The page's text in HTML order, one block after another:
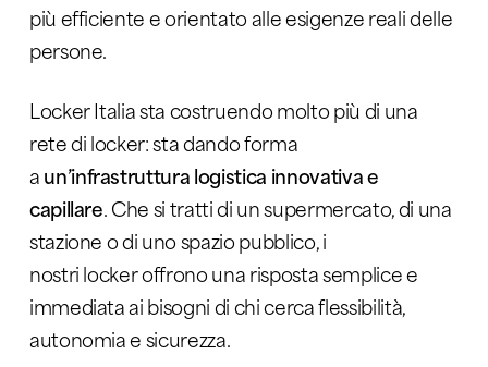
più efficiente e orientato alle esigenze reali delle
persone.
Locker Italia sta costruendo molto più di una
rete di locker: sta dando forma
aun’infrastruttura logistica innovativa e
capillare. Che si tratti di un supermercato, di una
stazione o di uno spazio pubblico, i
nostri locker offrono una risposta semplice e
immediata ai bisogni di chi cerca flessibilità,
autonomia e sicurezza.